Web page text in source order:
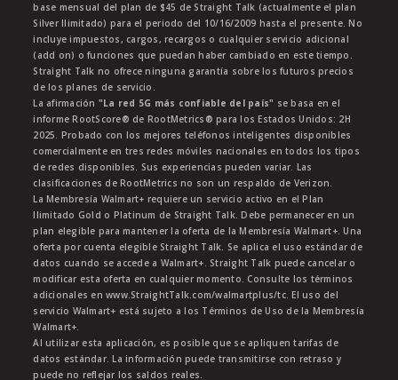
base mensual del plan de $45 de Straight Talk (actualmente el plan
Silver Ilimitado) para el periodo del 10/16/2009 hasta el presente. No
incluye impuestos, cargos, recargos o cualquier servicio adicional
(add on) o funciones que puedan haber cambiado en este tiempo.
Straight Talk no ofrece ninguna garantía sobre los futuros precios
de los planes de servicio.
La afirmación "La red 5G más confiable del país" se basa en el
informe RootScore® de RootMetrics® para los Estados Unidos: 2H
2025. Probado con los mejores teléfonos inteligentes disponibles
comercialmente en tres redes móviles nacionales en todos los tipos
de redes disponibles. Sus experiencias pueden variar. Las
clasificaciones de RootMetrics no son un respaldo de Verizon.
La Membresía Walmart+ requiere un servicio activo en el Plan
Ilimitado Gold o Platinum de Straight Talk. Debe permanecer en un
plan elegible para mantener la oferta de la Membresía Walmart+. Una
oferta por cuenta elegible Straight Talk. Se aplica el uso estándar de
datos cuando se accede a Walmart+. Straight Talk puede cancelar o
modificar esta oferta en cualquier momento. Consulte los términos
adicionales en www.StraightTalk.com/walmartplus/tc. El uso del
servicio Walmart+ está sujeto a los Términos de Uso de la Membresía
Walmart+.
Al utilizar esta aplicación, es posible que se apliquen tarifas de
datos estándar. La información puede transmitirse con retraso y
puede no reflejar los saldos reales.